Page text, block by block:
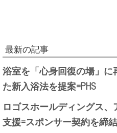
最新の記事
浴室を「心身回復の場」
た新入浴法を提案=PHS
ロゴスホールディングス
支援=スポンサー契約を締結